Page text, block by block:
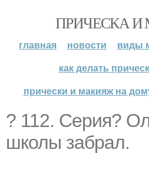
ПРИЧЕСКА
главная новости
виды
как делать
прически и макияж на
? 112. Серия?
школы забрал.